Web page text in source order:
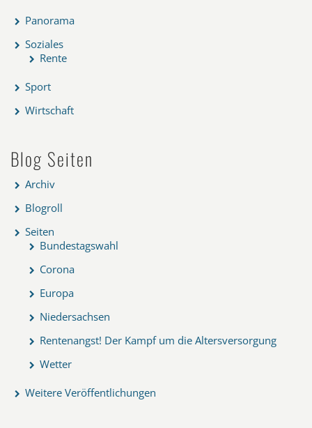
Panorama
Soziales
Rente
Sport
Wirtschaft
Blog Seiten
Archiv
Blogroll
Seiten
Bundestagswahl
Corona
Europa
Niedersachsen
Rentenangst! Der Kampf um die Altersversorgung
Wetter
Weitere Veröffentlichungen